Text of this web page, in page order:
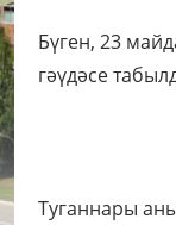
Бүген, 23
гәүдәсе
Туганнары